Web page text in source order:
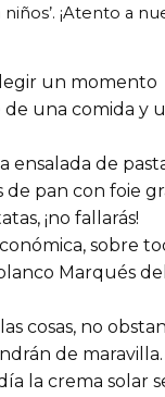
¡Atento a
un momento
una comida y
ensalada de
pan con foie
¡no fallarás!
sobre
Marqués del
cosas, no
de maravilla.
la crema solar